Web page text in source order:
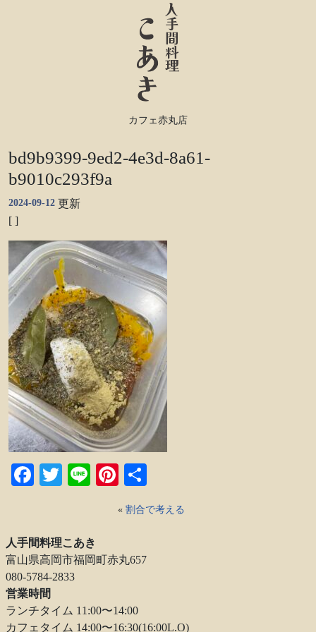
カフェ赤丸店
bd9b9399-9ed2-4e3d-8a61-
b9010c293f9a
2024-09-12 更新
[ ]
Facebook
TwitterLinePinterest
有
« 割合で考える
人手間料理こあき
富山県高岡市福岡町赤丸657
080-5784-2833
営業時間
ランチタイム 11:00〜14:00
カフェタイム 14:00〜16:30(16:00L.O)